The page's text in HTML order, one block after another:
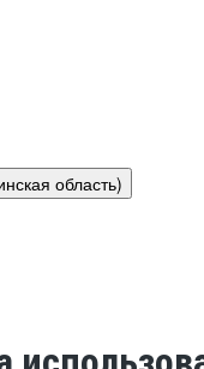
область)